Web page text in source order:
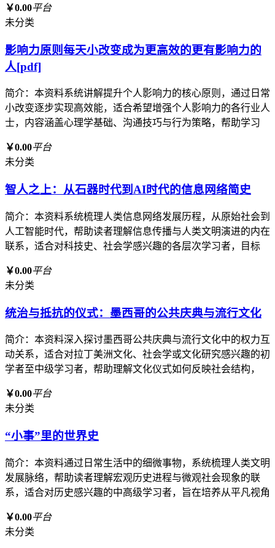
￥0.00平台
未分类
影响力原则每天小改变成为更高效的更有影响力的
人[pdf]
简介：本资料系统讲解提升个人影响力的核心原则，通过日常
小改变逐步实现高效能，适合希望增强个人影响力的各行业人
士，内容涵盖心理学基础、沟通技巧与行为策略，帮助学习
￥0.00平台
未分类
智人之上：从石器时代到AI时代的信息网络简史
简介：本资料系统梳理人类信息网络发展历程，从原始社会到
人工智能时代，帮助读者理解信息传播与人类文明演进的内在
联系，适合对科技史、社会学感兴趣的各层次学习者，目标
￥0.00平台
未分类
统治与抵抗的仪式：墨西哥的公共庆典与流行文化
简介：本资料深入探讨墨西哥公共庆典与流行文化中的权力互
动关系，适合对拉丁美洲文化、社会学或文化研究感兴趣的初
学者至中级学习者，帮助理解文化仪式如何反映社会结构，
￥0.00平台
未分类
“小事”里的世界史
简介：本资料通过日常生活中的细微事物，系统梳理人类文明
发展脉络，帮助读者理解宏观历史进程与微观社会现象的联
系，适合对历史感兴趣的中高级学习者，旨在培养从平凡视角
￥0.00平台
未分类